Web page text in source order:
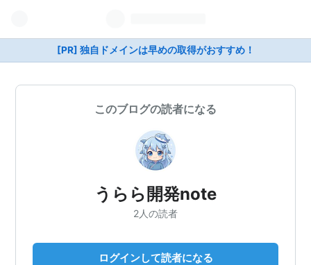
[PR] 独自ドメインは早めの取得がおすすめ！
このブログの読者になる
うらら開発note
2人の読者
ログインして読者になる